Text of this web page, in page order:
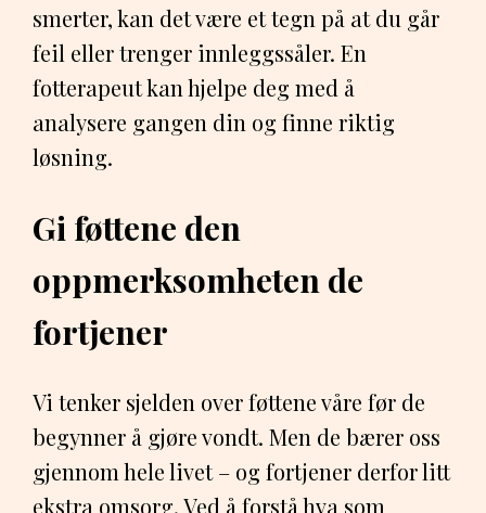
smerter, kan det være et tegn på at du går
feil eller trenger innleggssåler. En
fotterapeut kan hjelpe deg med å
analysere gangen din og finne riktig
løsning.
Gi føttene den
oppmerksomheten de
fortjener
Vi tenker sjelden over føttene våre før de
begynner å gjøre vondt. Men de bærer oss
gjennom hele livet – og fortjener derfor litt
ekstra omsorg. Ved å forstå hva som